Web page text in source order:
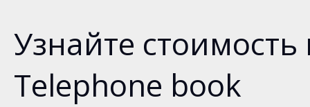
Узнайте стоимость
Telephone book